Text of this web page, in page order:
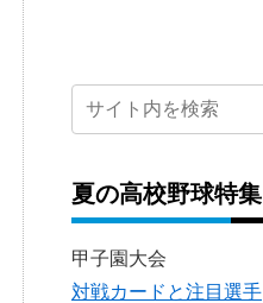
夏の高校野球特集
甲子園大会
対戦カードと注目選手